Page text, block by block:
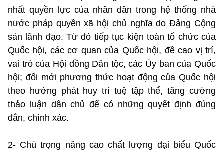
nhất quyền lực của nhân dân trong hệ thống nhà
nước pháp quyền xã hội chủ nghĩa do Đảng Cộng
sản lãnh đạo. Từ đó tiếp tục kiện toàn tổ chức của
Quốc hội, các cơ quan của Quốc hội, đề cao vị trí,
vai trò của Hội đồng Dân tộc, các Ủy ban của Quốc
hội; đổi mới phương thức hoạt động của Quốc hội
theo hướng phát huy trí tuệ tập thể, tăng cường
thảo luận dân chủ để có những quyết định đúng
đắn, chính xác.
2- Chú trọng nâng cao chất lượng đại biểu Quốc